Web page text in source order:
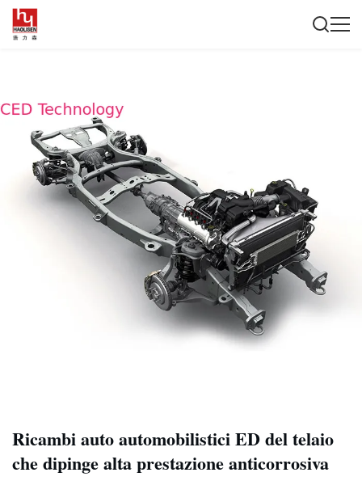
Ricambi auto automobilistici ED del telaio
che dipinge alta prestazione anticorrosiva